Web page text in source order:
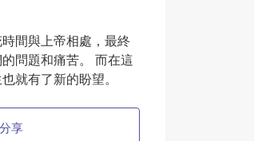
間與上帝相處，最終
問題和痛苦。 而在這
就有了新的盼望。
享